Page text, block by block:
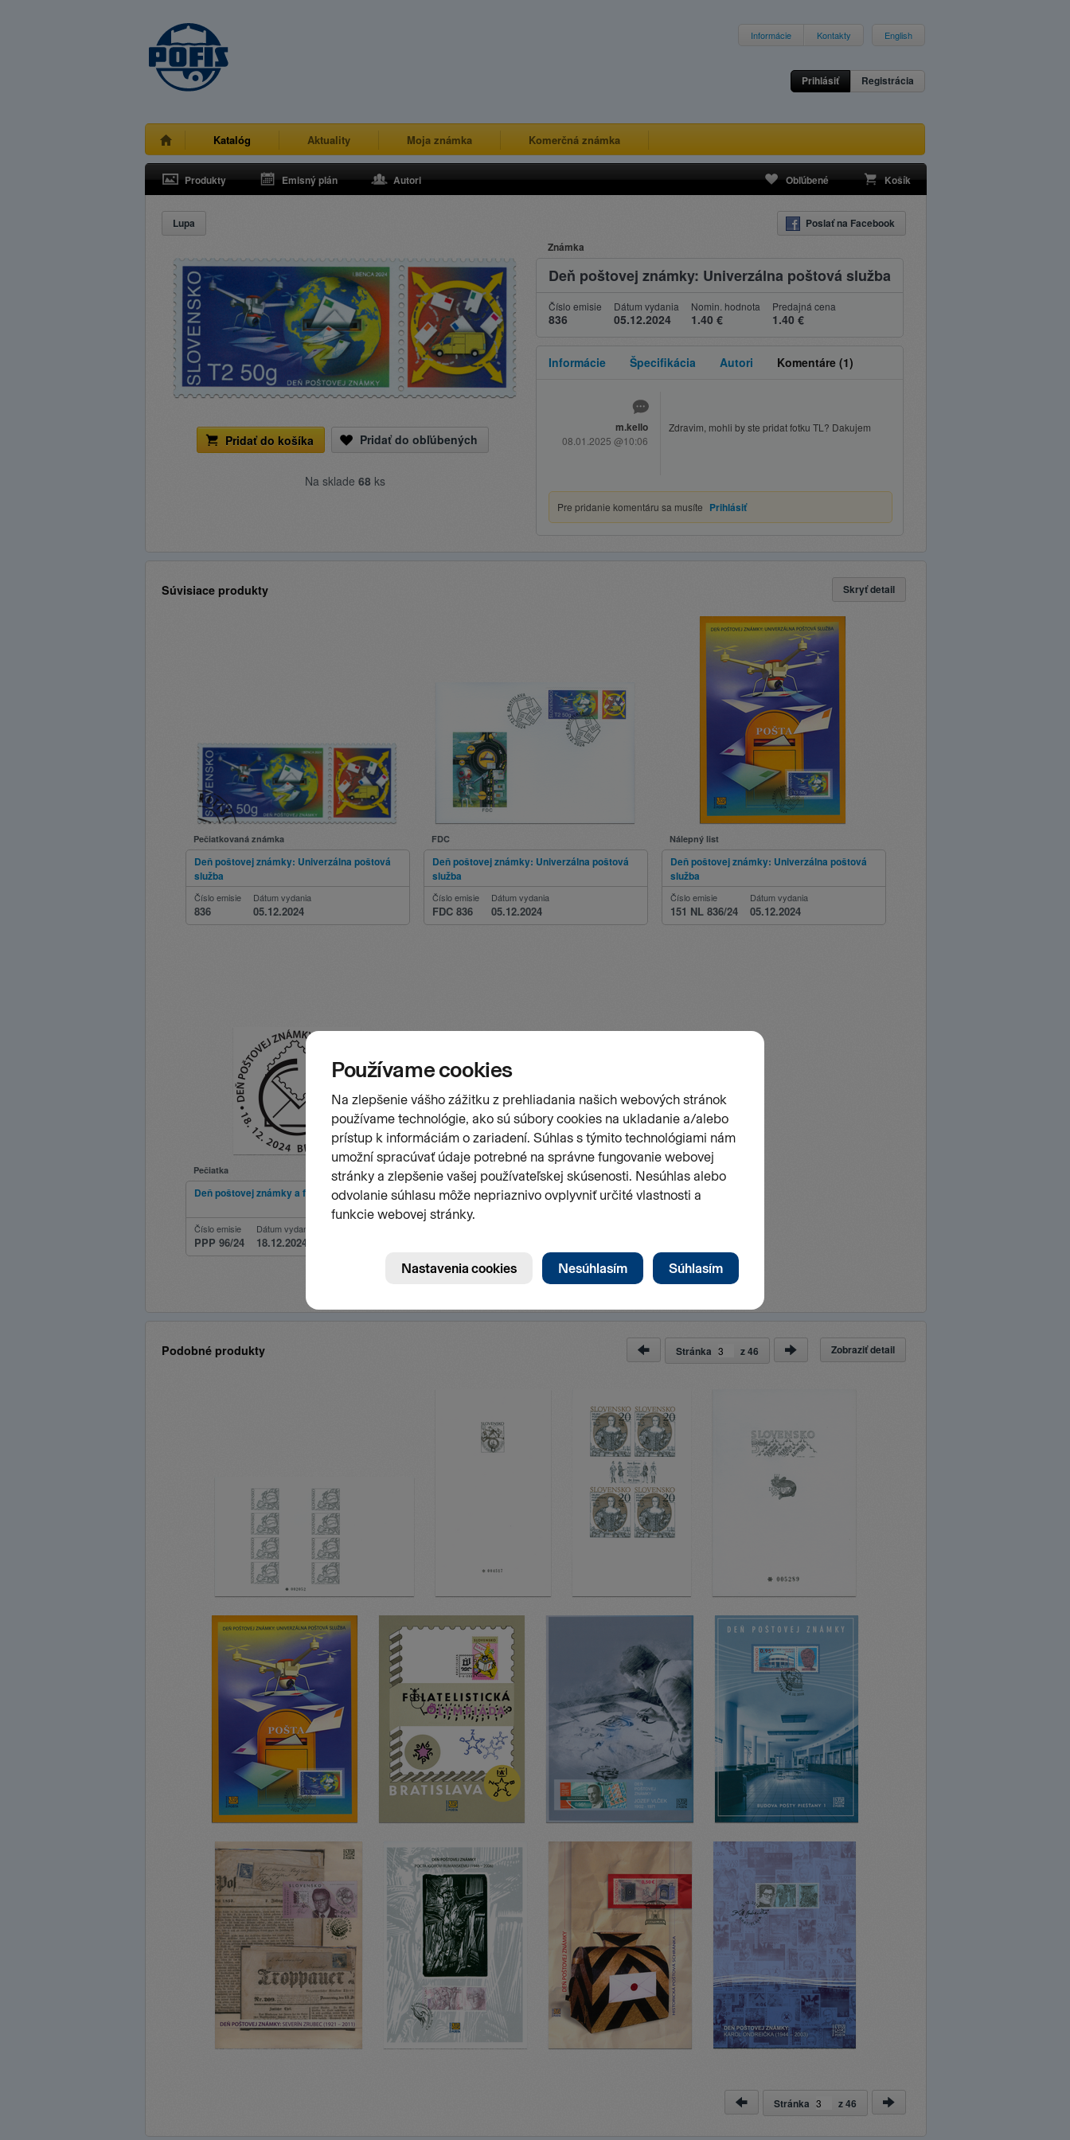
Informácie Kontakty English
Prihlásiť Registrácia
Katalóg Aktuality Moja známka Komerčná známka
Produkty Emisný plán Autori Obľúbené Košík
Lupa Poslať na Facebook
Pridať do košíka Pridať do obľúbených
Na sklade 68 ks
Známka
Deň poštovej známky: Univerzálna poštová služba
Číslo emisie
836
Dátum vydania
05.12.2024
Nomin. hodnota
1.40 €
Predajná cena
1.40 €
Informácie Špecifikácia Autori Komentáre (1)
m.kello
08.01.2025 @10:06
Zdravim, mohli by ste pridat fotku TL? Dakujem
Pre pridanie komentáru sa musíte Prihlásiť
Súvisiace produkty Skryť detail
Pečiatkovaná známka
Deň poštovej známky: Univerzálna poštová
služba
Číslo emisie
836
Dátum vydania
05.12.2024
FDC
Deň poštovej známky: Univerzálna poštová
služba
Číslo emisie
FDC 836
Dátum vydania
05.12.2024
Nálepný list
Deň poštovej známky: Univerzálna poštová
služba
Číslo emisie
151 NL 836/24
Dátum vydania
05.12.2024
Pečiatka
Deň poštovej známky a filatelie 2024
Číslo emisie
PPP 96/24
Dátum vydania
18.12.2024
Podobné produkty Zobraziť detail
Stránka z46
Stránka z46